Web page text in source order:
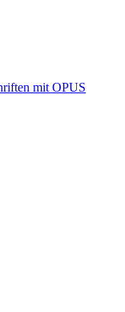
mit OPUS